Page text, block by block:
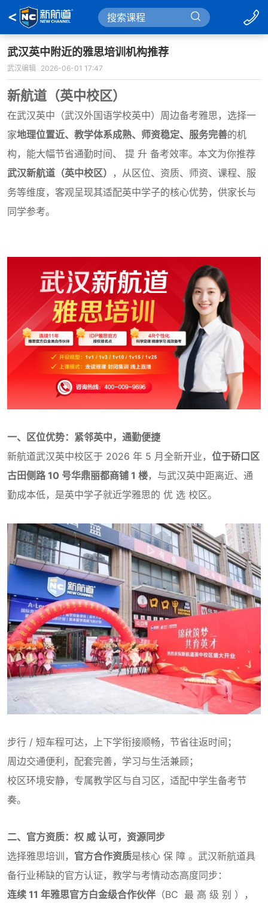
武汉英中附近的雅思培训机构推荐
武汉编辑 2026-06-01 17:47
新航道（英中校区）
在武汉英中（武汉外国语学校英中）周边备考雅思，选择一
家地理位置近、教学体系成熟、师资稳定、服务完善的机
构，能大幅节省通勤时间、 提 升 备考效率。本文为你推荐
武汉新航道（英中校区）
，从区位、资质、师资、课程、服
务等维度，客观呈现其适配英中学子的核心优势，供家长与
同学参考。
一、区位优势：紧邻英中，通勤便捷
新航道武汉英中校区于 2026 年 5 月全新开业， 位于硚口区
古田侧路 10 号华鼎丽都商铺 1 楼，与武汉英中距离近、通
勤成本低，是英中学子就近学雅思的 优 选 校区。
步行 / 短车程可达，上下学衔接顺畅，节省往返时间；
周边交通便利，配套完善，学习与生活兼顾；
校区环境安静，专属教学区与自习区，适配中学生备考节
奏。
二、官方资质：权 威 认可，资源同步
选择雅思培训， 官方合作资质是核心 保 障 。武汉新航道具
备行业稀缺的官方认证，教学与考情动态高度同步：
连续 11 年雅思官方白金级合作伙伴 （BC 最 高 级 别 ），